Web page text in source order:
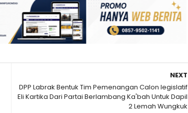
NEXT
DPP Labrak Bentuk Tim Pemenangan Calon legislatif
Eli Kartika Dari Partai Berlambang Ka'bah Untuk Dapil
2 Lemah Wungkuk